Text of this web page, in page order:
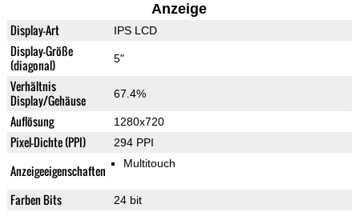
Anzeige
Display-Art IPS LCD
Display-Größe
(diagonal)
5"
Verhältnis
Display/Gehäuse
67.4%
Auflösung 1280x720
Pixel-Dichte (PPI) 294 PPI
Anzeigeeigenschaften Multitouch
Farben Bits 24 bit